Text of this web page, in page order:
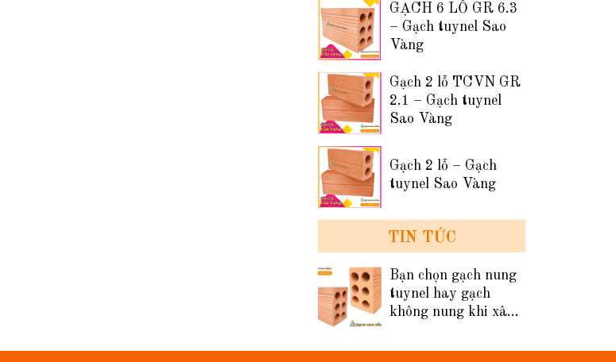
GẠCH 6 LỖ GR 6.3
– Gạch tuynel Sao
Vàng
Gạch 2 lỗ TCVN GR
2.1 – Gạch tuynel
Sao Vàng
Gạch 2 lỗ – Gạch
tuynel Sao Vàng
TIN TỨC
Bạn chọn gạch nung
tuynel hay gạch
không nung khi xây